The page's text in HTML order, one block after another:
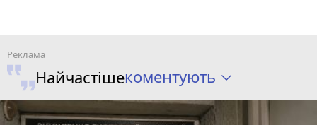
Найчастішекоментують